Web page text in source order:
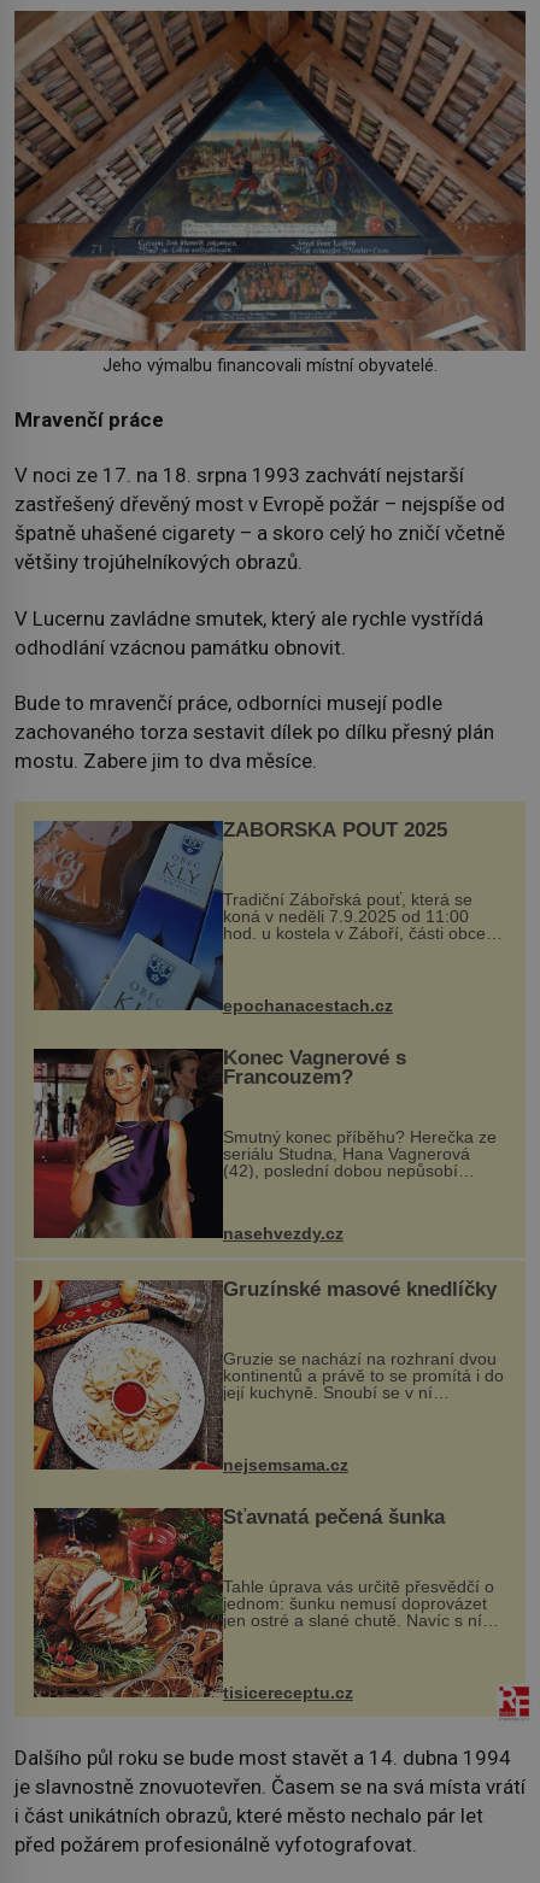
Jeho výmalbu financovali místní obyvatelé.
Mravenčí práce
V noci ze 17. na 18. srpna 1993 zachvátí nejstarší
zastřešený dřevěný most v Evropě požár – nejspíše od
špatně uhašené cigarety – a skoro celý ho zničí včetně
většiny trojúhelníkových obrazů.
V Lucernu zavládne smutek, který ale rychle vystřídá
odhodlání vzácnou památku obnovit.
Bude to mravenčí práce, odborníci musejí podle
zachovaného torza sestavit dílek po dílku přesný plán
mostu. Zabere jim to dva měsíce.
ZÁBOŘSKÁ POUŤ 2025
Tradiční Zábořská pouť, která se
koná v neděli 7.9.2025 od 11:00
hod. u kostela v Záboří, části obce
Kly u Mělníka. V programu naleznete
komentovanou prohlídku kostela,
epochanacestach.cz
Konec Vagnerové s
Francouzem?
Smutný konec příběhu? Herečka ze
seriálu Studna, Hana Vagnerová
(42), poslední dobou nepůsobí
nasehvezdy.cz
Gruzínské masové knedlíčky
Gruzie se nachází na rozhraní dvou
kontinentů a právě to se promítá i do
její kuchyně. Snoubí se v ní
evropské a asijské chutě a díky tomu
pokrmy, které rozhodně st...
nejsemsama.cz
Šťavnatá pečená šunka
Tahle úprava vás určitě přesvědčí o
jednom: šunku nemusí doprovázet
jen ostré a slané chutě. Navíc s ní
nakrmíte poměrně hodně hladových
krků. Ingredience sádlo 3 kg šunky
vcelku 3 stroužky česneku hl...
tisicereceptu.cz
Dalšího půl roku se bude most stavět a 14. dubna 1994
je slavnostně znovuotevřen. Časem se na svá místa vrátí
i část unikátních obrazů, které město nechalo pár let
před požárem profesionálně vyfotografovat.